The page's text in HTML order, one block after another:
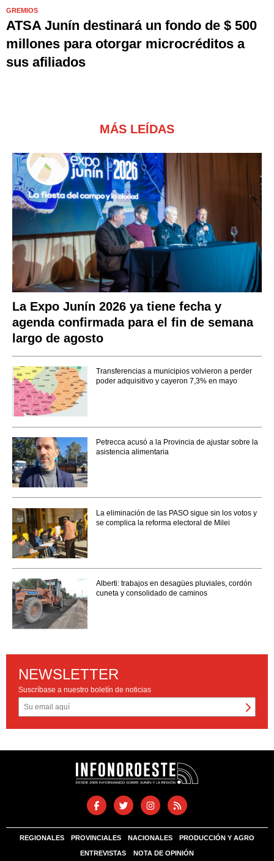
GREMIOS
ATSA Junín destinará un fondo de $ 500
millones para otorgar microcréditos a
sus afiliados
MÁS LEÍDAS
La Expo Junín 2026 ya tiene fecha y
agenda confirmada para el fin de semana
largo de agosto
Transferencias a municipios volvieron a perder
poder adquisitivo y cayeron 7,3% en mayo
Petrecca acusó a la Provincia de ajustar sobre la
asistencia alimentaria
La eliminación de las PASO sigue sin los votos y
se complica la reforma electoral de Milei
Alberti: trabajos en desagües pluviales, cordón
cuneta y consolidado de caminos
NEWSLETTER
Suscríbase a nuestro boletín de noticias
REGIONALES PROVINCIALES NACIONALES PRODUCCIÓN Y AGRO
ENTREVISTAS NOTA DE OPINIÓN